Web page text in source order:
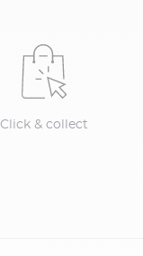
Click & collect